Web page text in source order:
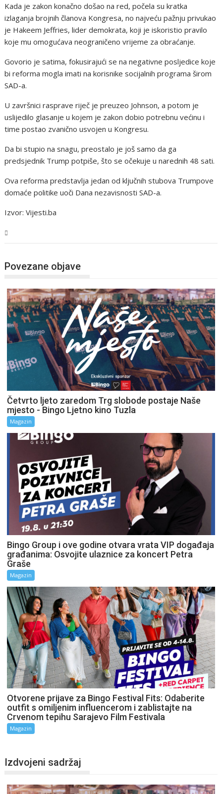
Kada je zakon konačno došao na red, počela su kratka
izlaganja brojnih članova Kongresa, no najveću pažnju privukao
je Hakeem Jeffries, lider demokrata, koji je iskoristio pravilo
koje mu omogućava neograničeno vrijeme za obraćanje.
Govorio je satima, fokusirajući se na negativne posljedice koje
bi reforma mogla imati na korisnike socijalnih programa širom
SAD-a.
U završnici rasprave riječ je preuzeo Johnson, a potom je
uslijedilo glasanje u kojem je zakon dobio potrebnu većinu i
time postao zvanično usvojen u Kongresu.
Da bi stupio na snagu, preostalo je još samo da ga
predsjednik Trump potpiše, što se očekuje u narednih 48 sati.
Ova reforma predstavlja jedan od ključnih stubova Trumpove
domaće politike uoči Dana nezavisnosti SAD-a.
Izvor: Vijesti.ba
Povezane objave
Četvrto ljeto zaredom Trg slobode postaje Naše
mjesto - Bingo Ljetno kino Tuzla
Magazin
Bingo Group i ove godine otvara vrata VIP događaja
građanima: Osvojite ulaznice za koncert Petra
Graše
Magazin
Otvorene prijave za Bingo Festival Fits: Odaberite
outfit s omiljenim influencerom i zablistajte na
Crvenom tepihu Sarajevo Film Festivala
Magazin
Izdvojeni sadržaj